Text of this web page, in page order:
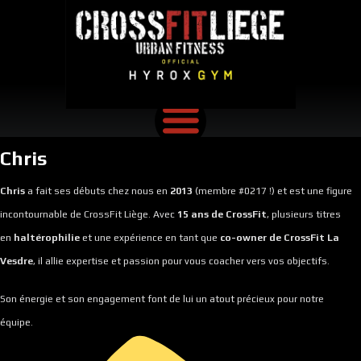
Chris
Chris a fait ses débuts chez nous en 2013 (membre #0217 !) et est une figure
incontournable de CrossFit Liège. Avec 15 ans de CrossFit, plusieurs titres
en haltérophilie et une expérience en tant que co-owner de CrossFit La
Vesdre, il allie expertise et passion pour vous coacher vers vos objectifs.
Son énergie et son engagement font de lui un atout précieux pour notre
équipe.